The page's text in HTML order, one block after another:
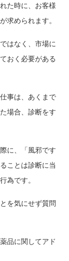
た時に、お客様
求められます。
はなく、市場に
おく必要がある
事は、あくまで
場合、診断をす
に、「風邪です
ことは診断に当
為です。
を気にせず質問
品に関してアド